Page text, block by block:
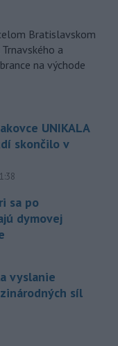
Bratislavskom
a
na východe
UNIKALA
skončilo v
sa po
dymovej
vyslanie
síl